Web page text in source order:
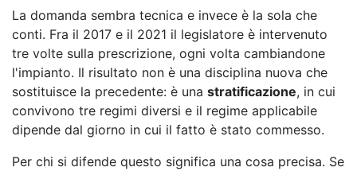
La domanda sembra tecnica e invece è la sola che
conti. Fra il 2017 e il 2021 il legislatore è intervenuto
tre volte sulla prescrizione, ogni volta cambiandone
l'impianto. Il risultato non è una disciplina nuova che
sostituisce la precedente: è una stratificazione, in cui
convivono tre regimi diversi e il regime applicabile
dipende dal giorno in cui il fatto è stato commesso.
Per chi si difende questo significa una cosa precisa. Se